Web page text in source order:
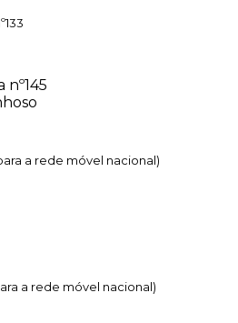
a rede móvel nacional)
a rede móvel nacional)